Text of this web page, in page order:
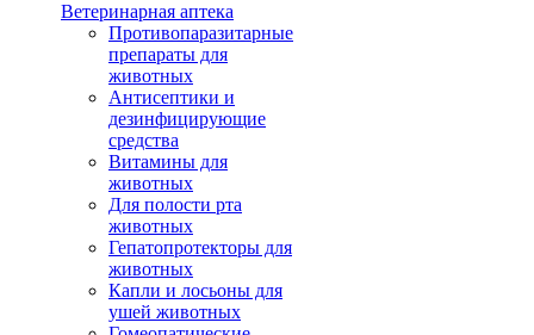
Ветеринарная аптека
Противопаразитарные
препараты для
животных
Антисептики и
дезинфицирующие
средства
Витамины для
животных
Для полости рта
животных
Гепатопротекторы для
животных
Капли и лосьоны для
ушей животных